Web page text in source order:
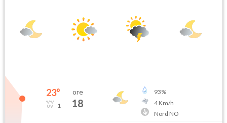
23°
1
ore
18
93%
4Km/h
Nord NO